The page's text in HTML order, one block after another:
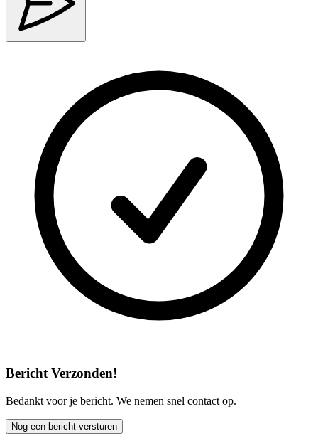
Bericht Verzonden!
Bedankt voor je bericht. We nemen snel contact op.
Nog een bericht versturen